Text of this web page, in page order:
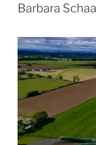
Barbara